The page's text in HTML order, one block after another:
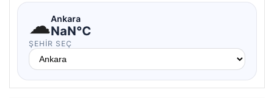
☁Ankara
NaN°C
ŞEHIR SEÇ